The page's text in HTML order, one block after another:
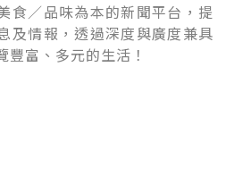
食／品味為本的新聞平台，提
及情報，透過深度與廣度兼具
豐富、多元的生活！